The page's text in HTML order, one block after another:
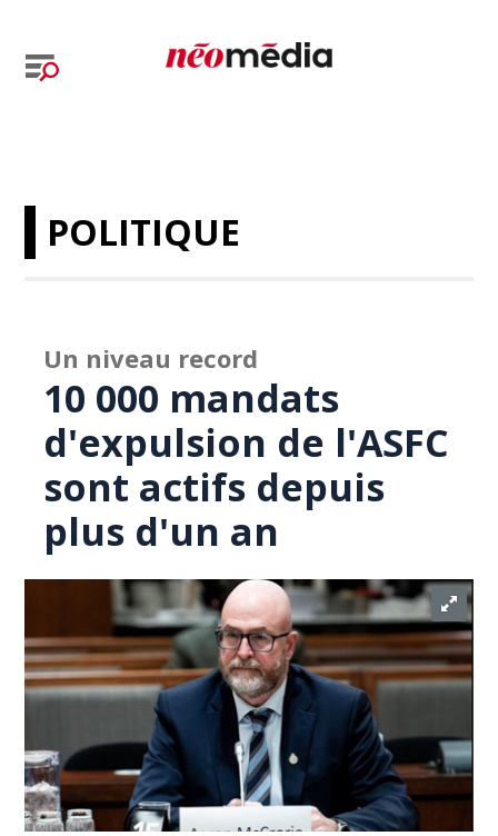
POLITIQUE
Un niveau record
10 000 mandats
d'expulsion de l'ASFC
sont actifs depuis
plus d'un an